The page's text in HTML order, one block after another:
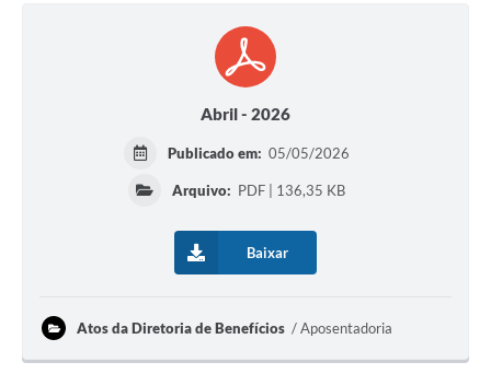
Abril - 2026
Publicado em: 05/05/2026
Arquivo: PDF | 136,35 KB
Baixar
Atos da Diretoria de Benefícios Aposentadoria